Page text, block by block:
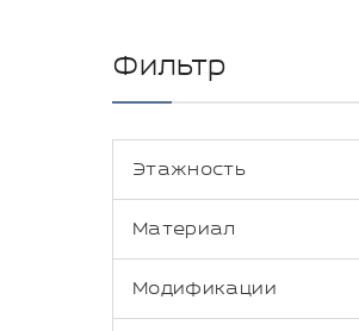
Фильтр
Этажность
Материал
Модификации